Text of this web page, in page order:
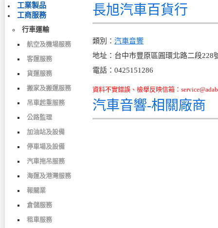
工業製品
工商服務
行車運輸
航空及機場服務
客運服務
貨運服務
搬家及搬運服務
吊車起重服務
公路監理
加油站及設備
停車場及設備
汽車拖吊服務
海運及港灣服務
報關業
倉儲服務
租車服務
長旭汽車百貨行
類別： 汽車音響
地址：台中市豐原區圓環北路二段228
電話：0425151286
資料不實錯誤、檢舉反映信箱：
汽車音響-相關廠商